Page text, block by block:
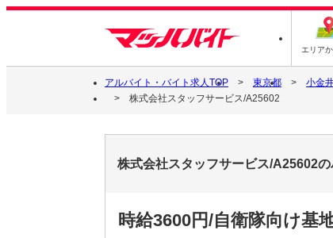
エリア
アルバイト・バイト求人TOP 東京都 小金
株式会社スタッフサービス/A25602
株式会社スタッフサービス/A25602
時給3600円/自衛隊向け基